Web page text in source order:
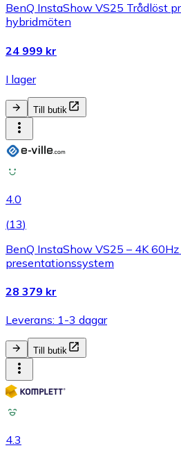
BenQ InstaShow VS25 Trådlöst
hybridmöten
24 999 kr
I lager
Till butik
4.0
(13)
BenQ InstaShow VS25 – 4K
presentationssystem
28 379 kr
Leverans: 1-3 dagar
Till butik
4.3